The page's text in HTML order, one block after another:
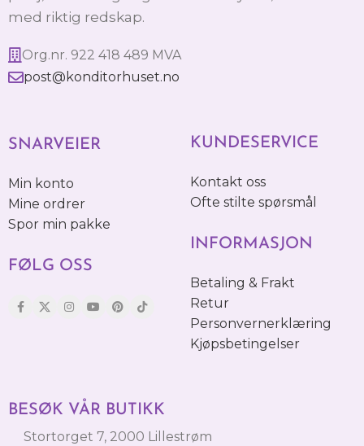
med riktig redskap.
Org.nr. 922 418 489 MVA
post@konditorhuset.no
SNARVEIER
Min konto
Mine ordrer
Spor min pakke
FØLG OSS
KUNDESERVICE
Kontakt oss
Ofte stilte spørsmål
INFORMASJON
Betaling & Frakt
Retur
Personvernerklæring
Kjøpsbetingelser
BESØK VÅR BUTIKK
Stortorget 7, 2000 Lillestrøm